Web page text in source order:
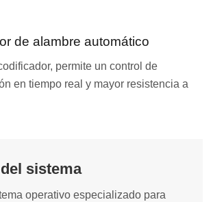
de alambre automático
permite un control de
en tiempo real y mayor resistencia a
sistema
operativo especializado para